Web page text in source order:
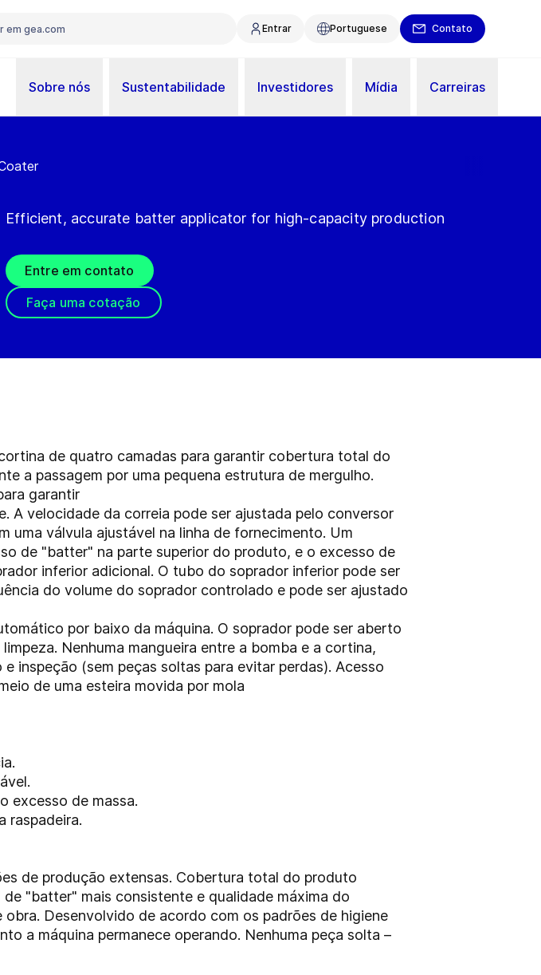
Entrar Portuguese Contato
Sobre nós Sustentabilidade Investidores Mídia Carreiras
Efficient, accurate batter applicator for high-capacity production
Entre em contato
Faça uma cotação
de quatro camadas para garantir cobertura total do
a passagem por uma pequena estrutura de mergulho.
garantir
A velocidade da correia pode ser ajustada pelo conversor
uma válvula ajustável na linha de fornecimento. Um
de "batter" na parte superior do produto, e o excesso de
inferior adicional. O tubo do soprador inferior pode ser
do volume do soprador controlado e pode ser ajustado
por baixo da máquina. O soprador pode ser aberto
Nenhuma mangueira entre a bomba e a cortina,
inspeção (sem peças soltas para evitar perdas). Acesso
de uma esteira movida por mola
excesso de massa.
raspadeira.
de produção extensas. Cobertura total do produto
"batter" mais consistente e qualidade máxima do
Desenvolvido de acordo com os padrões de higiene
a máquina permanece operando. Nenhuma peça solta –